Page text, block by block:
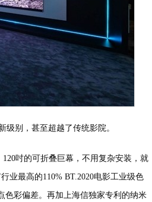
级别，甚至超越了传统影院。
吋的可折叠巨幕，不用复杂安装，就
业最高的110% BT.2020电影工业级色
彩偏差。再加上海信独家专利的纳米